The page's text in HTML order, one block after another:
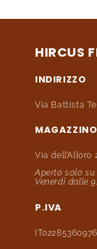
HIRCUS
INDIRIZZO
Via Battista
MAGAZZINO
Via dell’Alloro
Aperto solo
Venerdì dalle
P.IVA
IT02285360976